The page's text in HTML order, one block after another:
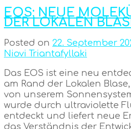
EOS: NEUE
DER LOKALEN
Posted on 22. September
Niovi Triantafyllaki
Das EOS ist eine neu
am Rand der Lokalen
von unserem
wurde durch ultraviolette
entdeckt und liefert neue
das Verständnis der